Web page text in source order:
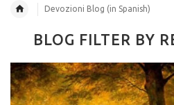
Devozioni Blog (in Spanish)
BLOG FILTER BY